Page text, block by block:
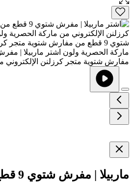
ماربيلا | مفرش شتوي 9 قطع